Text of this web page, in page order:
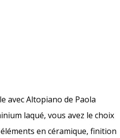
avec Altopiano de Paola
laqué, vous avez le choix
en céramique, finition